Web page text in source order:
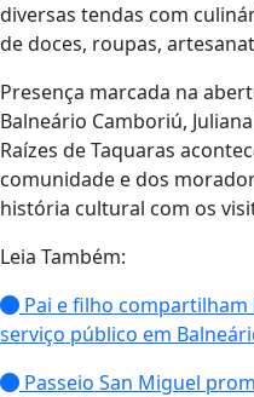
diversas tendas com
de doces, roupas,
Presença marcada na
Balneário Camboriú,
Raízes de Taquaras
comunidade e dos
história cultural com os
Leia Também:
Pai e filho
serviço público em
Passeio San Miguel